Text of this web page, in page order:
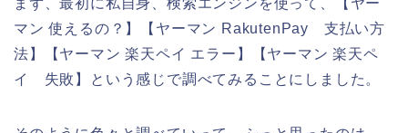
まず、最初に私自身、検索エンジンを使って、【ヤー
マン 使えるの？】【ヤーマン RakutenPay 支払い方
法】【ヤーマン 楽天ペイ エラー】【ヤーマン 楽天ペ
イ 失敗】という感じで調べてみることにしました。